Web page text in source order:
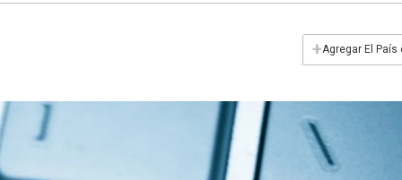
+Agregar El País